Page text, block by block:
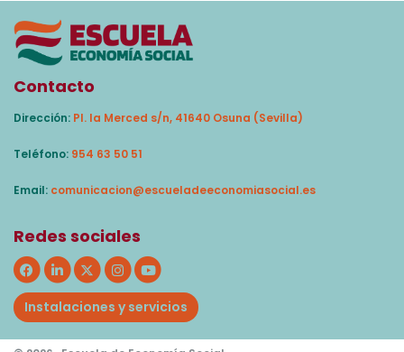
Contacto
Dirección: Pl. la Merced s/n, 41640 Osuna (Sevilla)
Teléfono: 954 63 50 51
Email: comunicacion@escueladeeconomiasocial.es
Redes sociales
Instalaciones y servicios